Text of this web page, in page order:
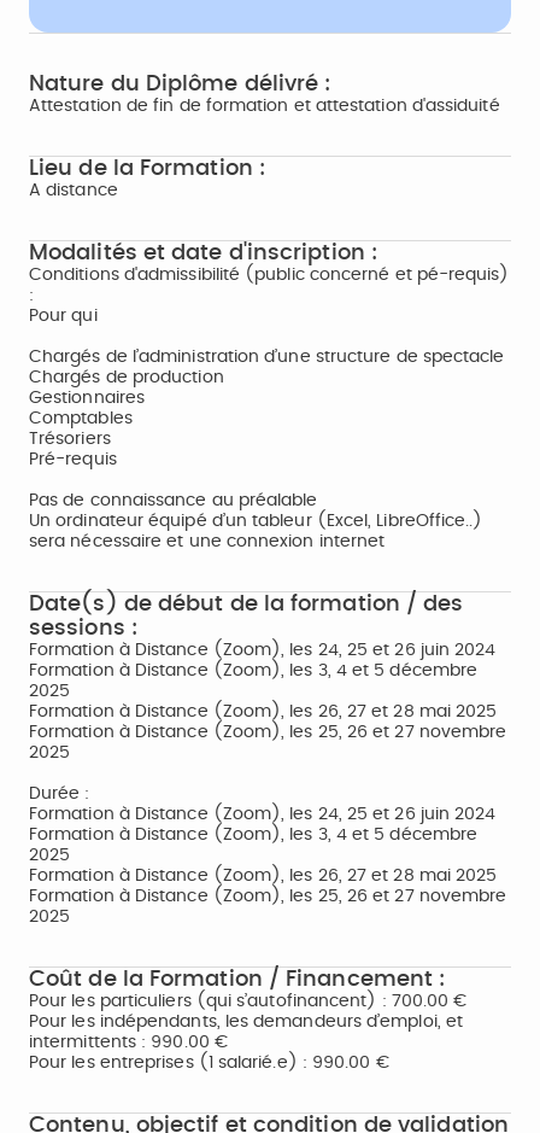
Nature du Diplôme délivré :
Attestation de fin de formation et attestation d'assiduité
Lieu de la Formation :
A distance
Modalités et date d'inscription :
Conditions d'admissibilité (public concerné et pé-requis)
:
Pour qui
Chargés de l’administration d’une structure de spectacle
Chargés de production
Gestionnaires
Comptables
Trésoriers
Pré-requis
Pas de connaissance au préalable
Un ordinateur équipé d’un tableur (Excel, LibreOffice..)
sera nécessaire et une connexion internet
Date(s) de début de la formation / des
sessions :
Formation à Distance (Zoom), les 24, 25 et 26 juin 2024
Formation à Distance (Zoom), les 3, 4 et 5 décembre
2025
Formation à Distance (Zoom), les 26, 27 et 28 mai 2025
Formation à Distance (Zoom), les 25, 26 et 27 novembre
2025
Durée :
Formation à Distance (Zoom), les 24, 25 et 26 juin 2024
Formation à Distance (Zoom), les 3, 4 et 5 décembre
2025
Formation à Distance (Zoom), les 26, 27 et 28 mai 2025
Formation à Distance (Zoom), les 25, 26 et 27 novembre
2025
Coût de la Formation / Financement :
Pour les particuliers (qui s’autofinancent) : 700.00 €
Pour les indépendants, les demandeurs d’emploi, et
intermittents : 990.00 €
Pour les entreprises (1 salarié.e) : 990.00 €
Contenu, objectif et condition de validation